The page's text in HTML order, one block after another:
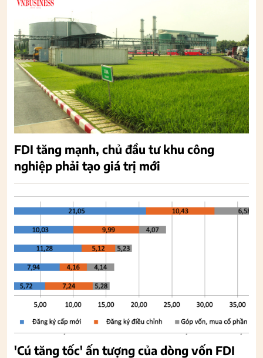
FDI tăng mạnh, chủ đầu tư khu công
nghiệp phải tạo giá trị mới
'Cú tăng tốc' ấn tượng của dòng vốn FDI